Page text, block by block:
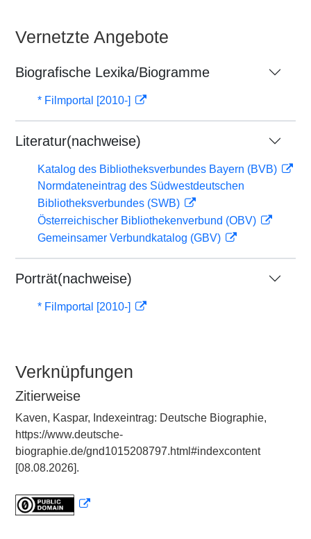
Vernetzte Angebote
Biografische Lexika/Biogramme
* Filmportal [2010-]
Literatur(nachweise)
Katalog des Bibliotheksverbundes Bayern (BVB)
Normdateneintrag des Südwestdeutschen
Bibliotheksverbundes (SWB)
Österreichischer Bibliothekenverbund (OBV)
Gemeinsamer Verbundkatalog (GBV)
Porträt(nachweise)
* Filmportal [2010-]
Verknüpfungen
Zitierweise
Kaven, Kaspar, Indexeintrag: Deutsche Biographie,
https://www.deutsche-
biographie.de/gnd1015208797.html#indexcontent
[08.08.2026].